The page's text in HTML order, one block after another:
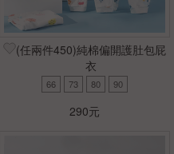
(任兩件450)純棉偏開護肚包屁
衣
66 73 80 90
290元